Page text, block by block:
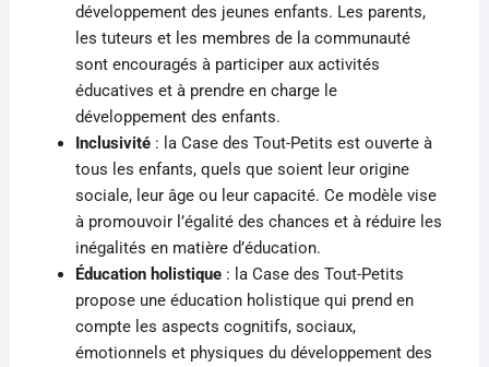
développement des jeunes enfants. Les parents,
les tuteurs et les membres de la communauté
sont encouragés à participer aux activités
éducatives et à prendre en charge le
développement des enfants.
Inclusivité: la Case des Tout-Petits est ouverte à
tous les enfants, quels que soient leur origine
sociale, leur âge ou leur capacité. Ce modèle vise
à promouvoir l’égalité des chances et à réduire les
inégalités en matière d’éducation.
Éducation holistique: la Case des Tout-Petits
propose une éducation holistique qui prend en
compte les aspects cognitifs, sociaux,
émotionnels et physiques du développement des